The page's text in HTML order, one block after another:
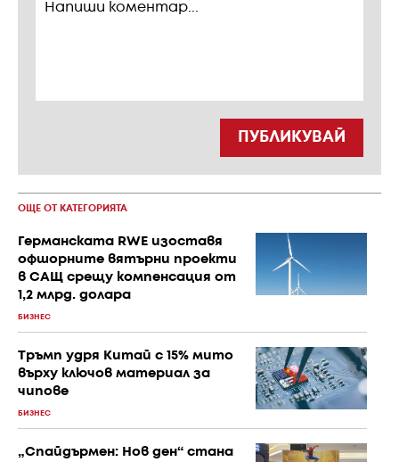
ПУБЛИКУВАЙ
ОЩЕ ОТ КАТЕГОРИЯТА
Германската RWE изоставя
офшорните вятърни проекти
в САЩ срещу компенсация от
1,2 млрд. долара
БИЗНЕС
Тръмп удря Китай с 15% мито
върху ключов материал за
чипове
БИЗНЕС
„Спайдърмен: Нов ден“ стана